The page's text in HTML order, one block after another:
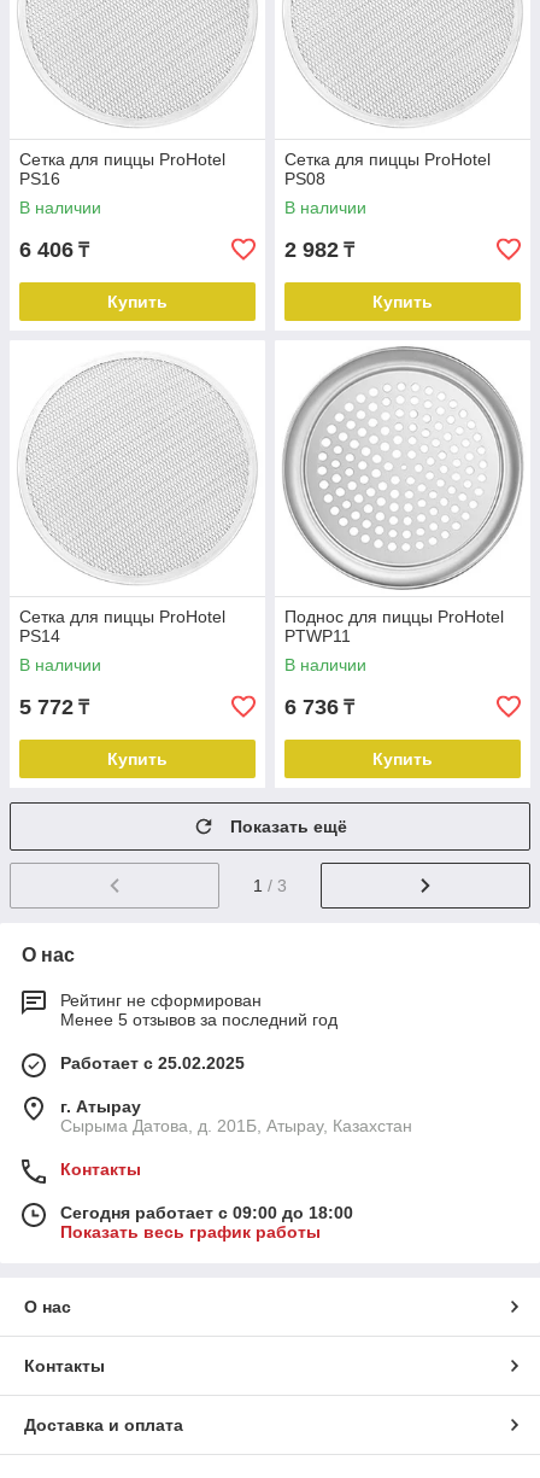
Сетка для пиццы ProHotel
PS16
В наличии
6 406 ₸
Купить
Сетка для пиццы ProHotel
PS08
В наличии
2 982 ₸
Купить
Сетка для пиццы ProHotel
PS14
В наличии
5 772 ₸
Купить
Поднос для пиццы ProHotel
PTWP11
В наличии
6 736 ₸
Купить
Показать ещё
1 / 3
О нас
Рейтинг не сформирован
Менее 5 отзывов за последний год
Работает с 25.02.2025
г. Атырау
Сырыма Датова, д. 201Б, Атырау, Казахстан
Контакты
Сегодня работает с 09:00 до 18:00
Показать весь график работы
О нас
Контакты
Доставка и оплата